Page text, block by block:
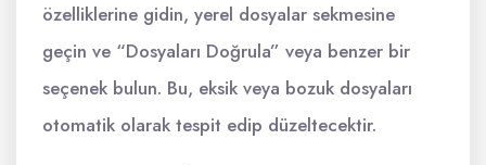
özelliklerine gidin, yerel dosyalar sekmesine
geçin ve “Dosyaları Doğrula” veya benzer bir
seçenek bulun. Bu, eksik veya bozuk dosyaları
otomatik olarak tespit edip düzeltecektir.